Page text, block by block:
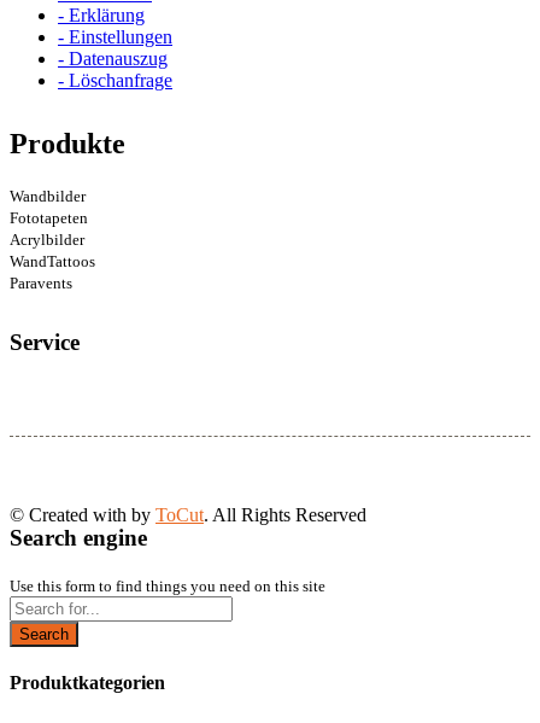
- Erklärung
- Einstellungen
- Datenauszug
- Löschanfrage
Produkte
Wandbilder
Fototapeten
Acrylbilder
WandTattoos
Paravents
Service
© Created with by ToCut. All Rights Reserved
Search engine
Use this form to find things you need on this site
Search
Produktkategorien